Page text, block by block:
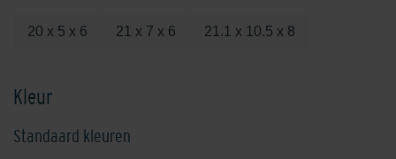
20 x 5 x 6 21 x 7 x 6 21.1 x 10.5 x 8
Kleur
Standaard kleuren